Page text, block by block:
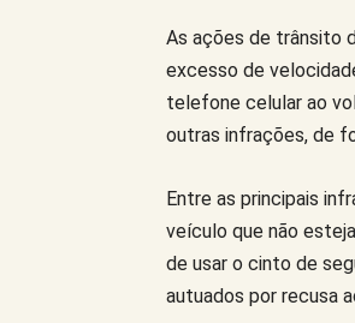
As ações de trânsito
excesso de
telefone celular ao
outras infrações, de
Entre as principais
veículo que não
de usar o cinto de
autuados por recusa